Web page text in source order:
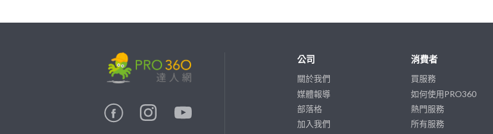
公司
關於我們
媒體報導
部落格
加入我們
消費者
買服務
如何使用PRO360
熱門服務
所有服務